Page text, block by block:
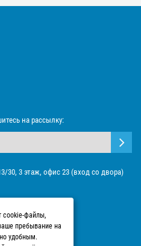
на рассылку:
30, 3 этаж, офис 23 (вход со двора)
cookie-файлы,
пребывание на
удобным.